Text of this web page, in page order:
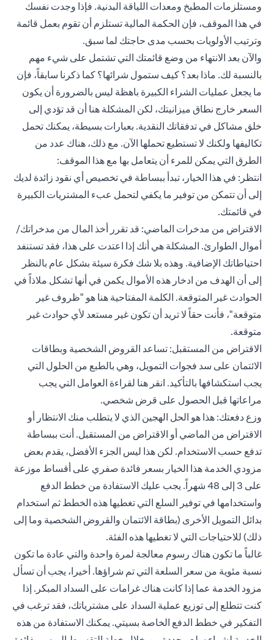
ومستلزمات المطبخ ومعدات اللياقة البدنية. فإذا وجدت نفسك
في هذا الموقف، فإن الحكمة المالية تستلزم أن تقوم بعمل قائمة
وترتيب الأولويات بحسب مدى حاجتك لما سبق.
والآن بعد الانتهاء من وضع قائمتك التي تشتمل على شيء مهم
بالنسبة لك. ماذا بعد؟ كيف ستمول شرائها؟ كما ذكرنا سابقاً، فإن
ما يجعل عمليات الشراء الكبيرة باهظة ليس بالضرورة أن يكون
السعر خارج نطاق ميزانيتك، لكن المشكلة هنا أن قد تؤدي إلى
خلق مشاكل في تدفقاتك النقدية. بعبارات بسيطة، يمكنك تحمل
تكاليفها ولكنك لا تستطيع تحملها الآن. مع ذلك، هناك عدد من
الطرق التي يمكن للمرء أن يتعامل بها مع هذا الموقف:
انتظر: في هذا الخيار، تبدأ ببساطة في تخصيص أي نقود زائدة لديك
إلى أن تتمكن من توفير ما يكفي لتحمل عبء المشتريات الكبيرة
في قائمتك.
الاقتراض من مدخرات الماضي: قد تقرر أخذ المال من مدخراتك/
أموال الطوارئ. المشكلة هي أنك إذا اعتدت على هذا، فقد تستنفد
احتياطاتك الإضافية. وهذه بلا شك فكرة سيئة بشكل عام بالنظر
إلى أن الهدف من ادخار هذه الأموال يكمن في أنها تشكل ملاذاً في
الحوادث غير المتوقعة. الكلمة المفتاحية هنا هو "ظروف غير
متوقعة"، فأنت حقاً لا تريد أن تكون غير مستعد لأي حوادث غير
متوقعة.
الاقتراض من المستقبل: تساعد القروض الشخصية وبطاقات
الائتمان على سد فجوات التمويل، وهي بالطبع من الحلول التي
يجب استكشافها بالتأكيد. انقر هنا لقراءة العوامل التي يجب
مراعاتها قبل الحصول على قرض شخصي.
وزع دفعتك: هذا هو الحل الهجين الذي لا يتطلب منك الانتظار أو
الاقتراض من الماضي أو الاقتراض من المستقبل. أنت ببساطة
تدفع حسب الاستخدام. لكن هذا ليس الجزء الأفضل، يقدم بعض
مزودي الخدمة هذا الخيار بسعر فائدة صفري على أقساط موزعة
على 3 إلى 48 شهراً. يجب عليك الاستفادة من خطط الدفع
واستخدامها في توفير السلع التي تغطيها هذه الخطط ثم استخدام
بدائل التمويل الأخرى (بطاقة الائتمان والقروض الشخصية وما إلى
ذلك) للاحتياجات التي لا تغطيها هذه الفئة.
غالباً ما تكون هناك رسوم معالجة لمرة واحدة والتي عادة ما تكون
نسبة مئوية من سعر السلعة التي تم شراؤها. أخيرا، يجب أن تسأل
مزود الخدمة عما إذا كانت هناك غرامات على السداد المبكر. إذا
كنت تتطلع إلى توزيع عملية السداد على مشترياتك، فقد ترغب في
التفكير في خطط الدفع الخاصة بسيتي. يمكنك الاستفادة من هذه